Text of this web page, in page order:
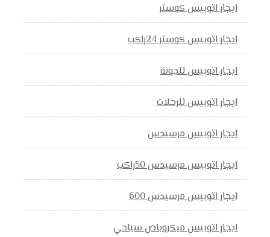
ايجار اتوبيس كوستر
ايجار اتوبيس كوستر 24راكب
ايجار اتوبيس للجونة
ايجار اتوبيس للرحلات
ايجار اتوبيس مرسيدس
ايجار اتوبيس مرسيدس 50راكب
ايجار اتوبيس مرسيدس 600
ايجار اتوبيس ميكروباص سياحي